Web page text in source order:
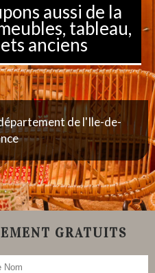
aussi de la
tableau,
anciens
de l'Ile-de-
GRATUITS